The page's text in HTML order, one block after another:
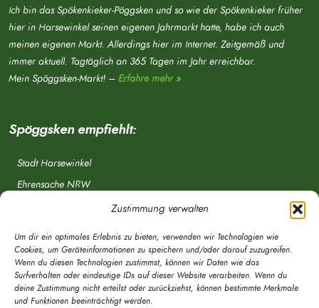
Zustimmung verwalten
Um dir ein optimales Erlebnis zu bieten, verwenden wir Technologien wie
Cookies, um Geräteinformationen zu speichern und/oder darauf zuzugreifen.
Wenn du diesen Technologien zustimmst, können wir Daten wie das
Surfverhalten oder eindeutige IDs auf dieser Website verarbeiten. Wenn du
deine Zustimmung nicht erteilst oder zurückziehst, können bestimmte Merkmale
und Funktionen beeinträchtigt werden.
Ich bin das Spökenkieker-Pöggsken und so wie der Spökenkieker früher
hier in Harsewinkel seinen eigenen Jahrmarkt hatte, habe ich auch
meinen eigenen Markt. Allerdings hier im Internet. Zeitgemäß und
immer aktuell. Tagtäglich an 365 Tagen im Jahr erreichbar.
Mein Spöggsken-Markt! – Erfahre mehr »
Spöggsken empfiehlt:
Stadt Harsewinkel
Ehrensache NRW
OWL Verkehr
Greffen.de
Verkehrsverein Harsewinkel e. V.